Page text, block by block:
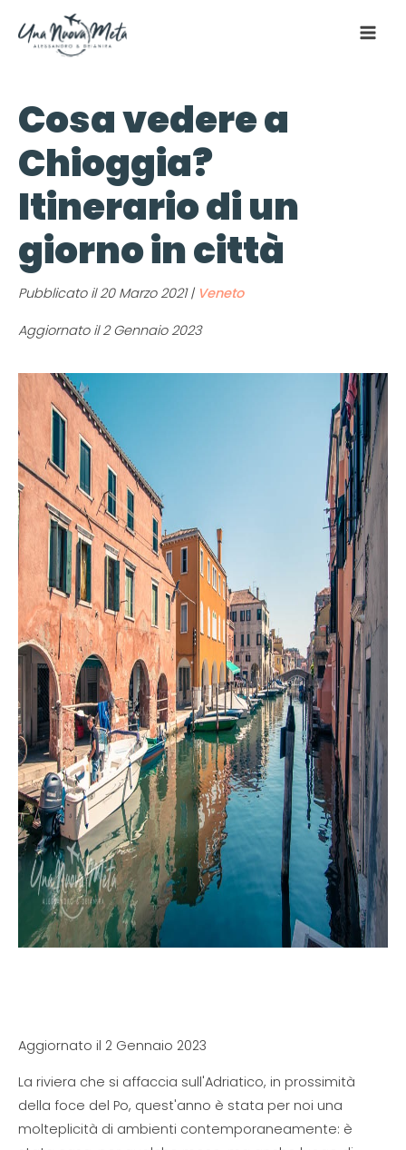
Cosa vedere a
Chioggia?
Itinerario di un
giorno in città
Pubblicato il20 Marzo 2021| Veneto
Aggiornato il 2 Gennaio 2023
Aggiornato il 2 Gennaio 2023
La riviera che si affaccia sull'Adriatico, in prossimità
della foce del Po, quest'anno è stata per noi una
molteplicità di ambienti contemporaneamente: è